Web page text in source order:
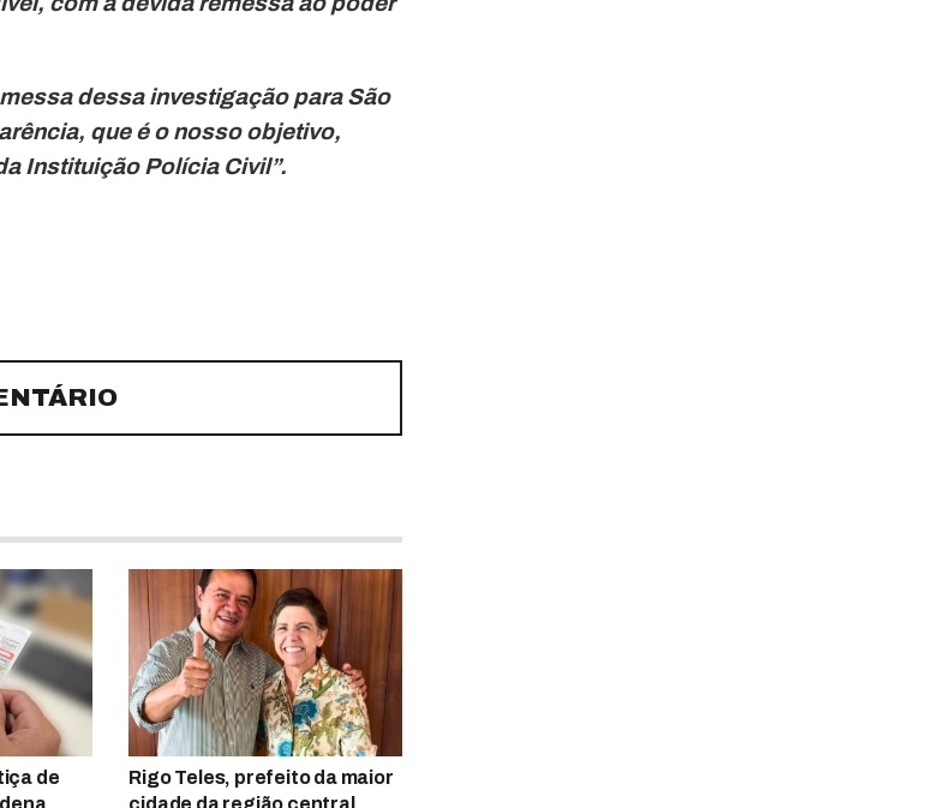
dessa investigação para São
que é o nosso objetivo,
Instituição Polícia Civil”.
de
Rigo Teles, prefeito da maior
cidade da região central,